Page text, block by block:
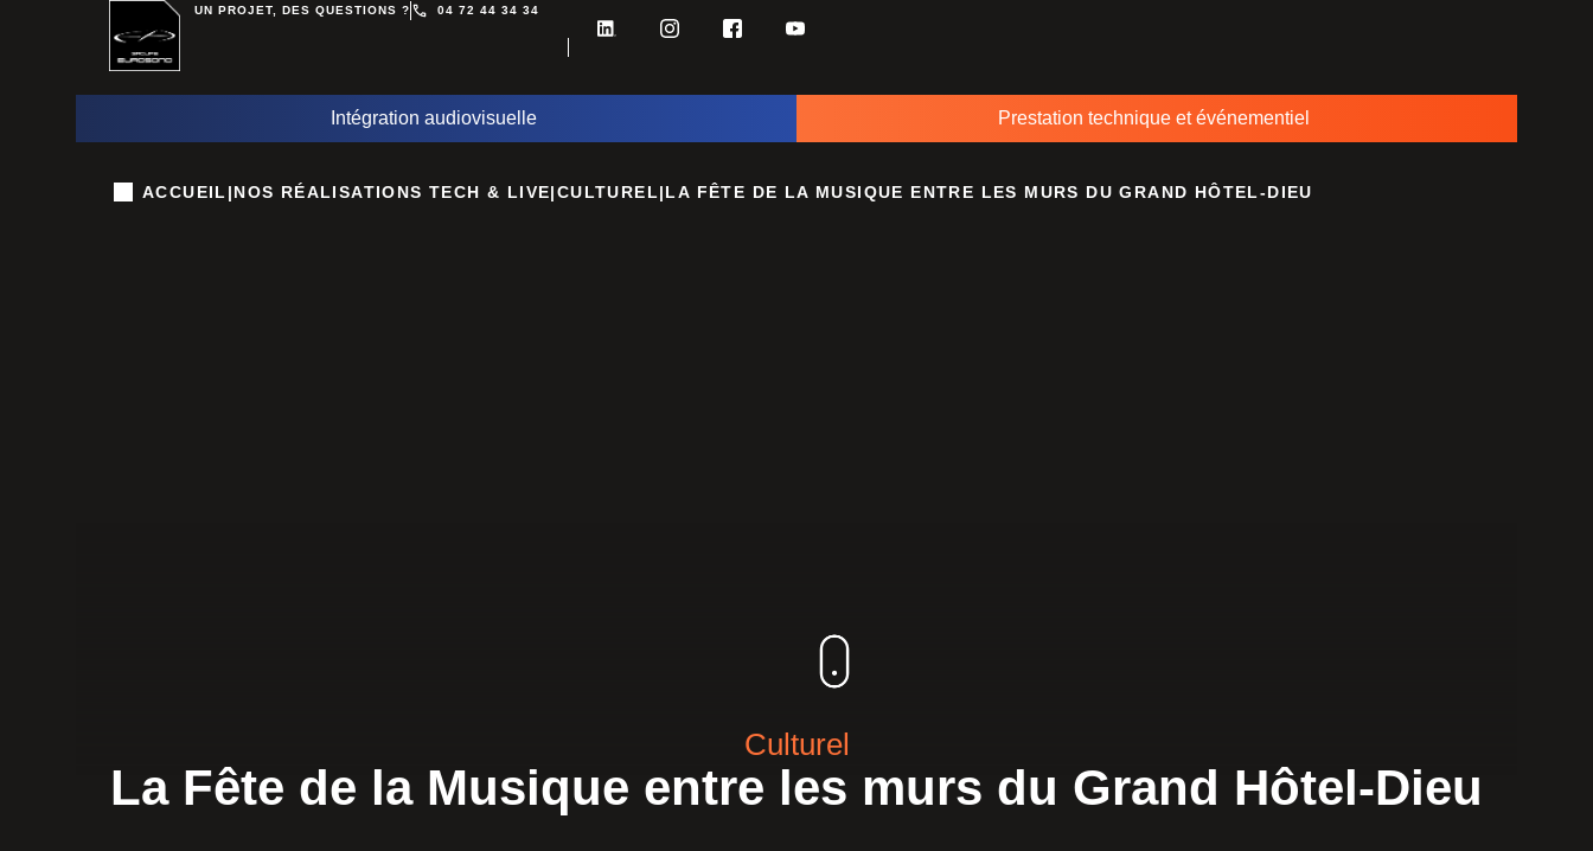
UN PROJET, DES QUESTIONS ? 04 72 44 34 34
Intégration audiovisuelle Prestation technique et événementiel
ACCUEIL |NOS RÉALISATIONS TECH & LIVE|CULTUREL|LA FÊTE DE LA MUSIQUE ENTRE LES MURS DU GRAND HÔTEL-DIEU
Culturel
La Fête de la Musique entre les murs du Grand Hôtel-Dieu